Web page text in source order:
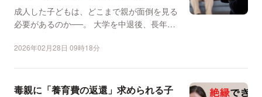
成人した子どもは、どこまで親が面倒を見る
必要があるのか──。 大学を中退後、長年働
2026年02月28日 09時18分
毒親に「養育費の返還」求められる子